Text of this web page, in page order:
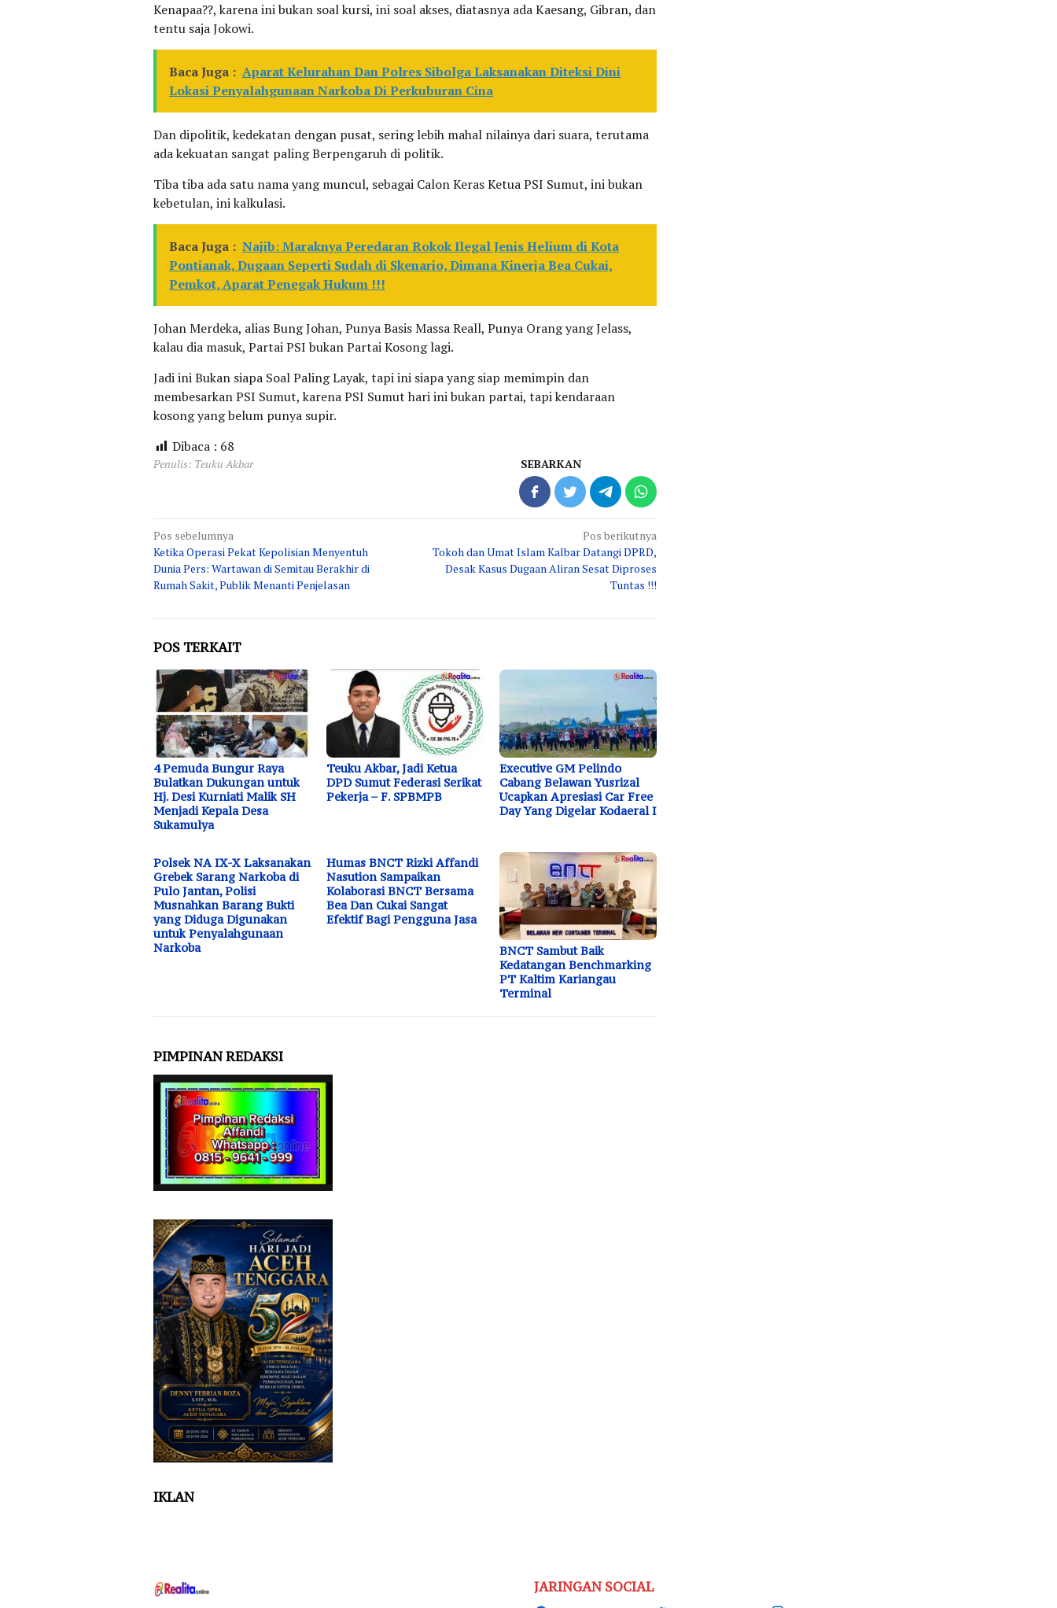
Kenapaa??, karena ini bukan soal kursi, ini soal akses, diatasnya ada Kaesang, Gibran, dan
tentu saja Jokowi.
Baca Juga : Aparat Kelurahan Dan Polres Sibolga Laksanakan Diteksi Dini
Lokasi Penyalahgunaan Narkoba Di Perkuburan Cina
Dan dipolitik, kedekatan dengan pusat, sering lebih mahal nilainya dari suara, terutama
ada kekuatan sangat paling Berpengaruh di politik.
Tiba tiba ada satu nama yang muncul, sebagai Calon Keras Ketua PSI Sumut, ini bukan
kebetulan, ini kalkulasi.
Baca Juga : Najib: Maraknya Peredaran Rokok Ilegal Jenis Helium di Kota
Pontianak, Dugaan Seperti Sudah di Skenario, Dimana Kinerja Bea Cukai,
Pemkot, Aparat Penegak Hukum !!!
Johan Merdeka, alias Bung Johan, Punya Basis Massa Reall, Punya Orang yang Jelass,
kalau dia masuk, Partai PSI bukan Partai Kosong lagi.
Jadi ini Bukan siapa Soal Paling Layak, tapi ini siapa yang siap memimpin dan
membesarkan PSI Sumut, karena PSI Sumut hari ini bukan partai, tapi kendaraan
kosong yang belum punya supir.
Dibaca : 68
Penulis: Teuku Akbar SEBARKAN
Navigasi
pos
Pos sebelumnya
Ketika Operasi Pekat Kepolisian Menyentuh
Dunia Pers: Wartawan di Semitau Berakhir di
Rumah Sakit, Publik Menanti Penjelasan
Pos berikutnya
Tokoh dan Umat Islam Kalbar Datangi DPRD,
Desak Kasus Dugaan Aliran Sesat Diproses
Tuntas !!!
POS TERKAIT
4 Pemuda Bungur Raya
Bulatkan Dukungan untuk
Hj. Desi Kurniati Malik SH
Menjadi Kepala Desa
Sukamulya
Teuku Akbar, Jadi Ketua
DPD Sumut Federasi Serikat
Pekerja – F. SPBMPB
Executive GM Pelindo
Cabang Belawan Yusrizal
Ucapkan Apresiasi Car Free
Day Yang Digelar Kodaeral I
Polsek NA IX-X Laksanakan
Grebek Sarang Narkoba di
Pulo Jantan, Polisi
Musnahkan Barang Bukti
yang Diduga Digunakan
untuk Penyalahgunaan
Narkoba
Humas BNCT Rizki Affandi
Nasution Sampaikan
Kolaborasi BNCT Bersama
Bea Dan Cukai Sangat
Efektif Bagi Pengguna Jasa
BNCT Sambut Baik
Kedatangan Benchmarking
PT Kaltim Kariangau
Terminal
PIMPINAN REDAKSI
IKLAN
JARINGAN SOCIAL